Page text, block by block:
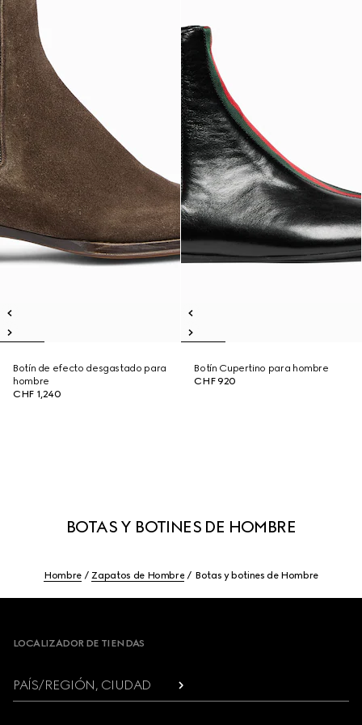
Botín de efecto desgastado para
hombre
CHF 1,240
Botín Cupertino para hombre
CHF 920
BOTAS Y BOTINES DE HOMBRE
Hombre Zapatos de Hombre Botas y botines de Hombre
LOCALIZADOR DE TIENDAS
PAÍS/REGIÓN, CIUDAD